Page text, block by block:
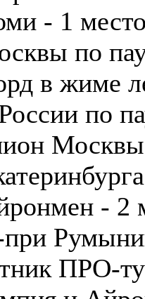
- 1
по
в жиме
по
- 2
ПРО-